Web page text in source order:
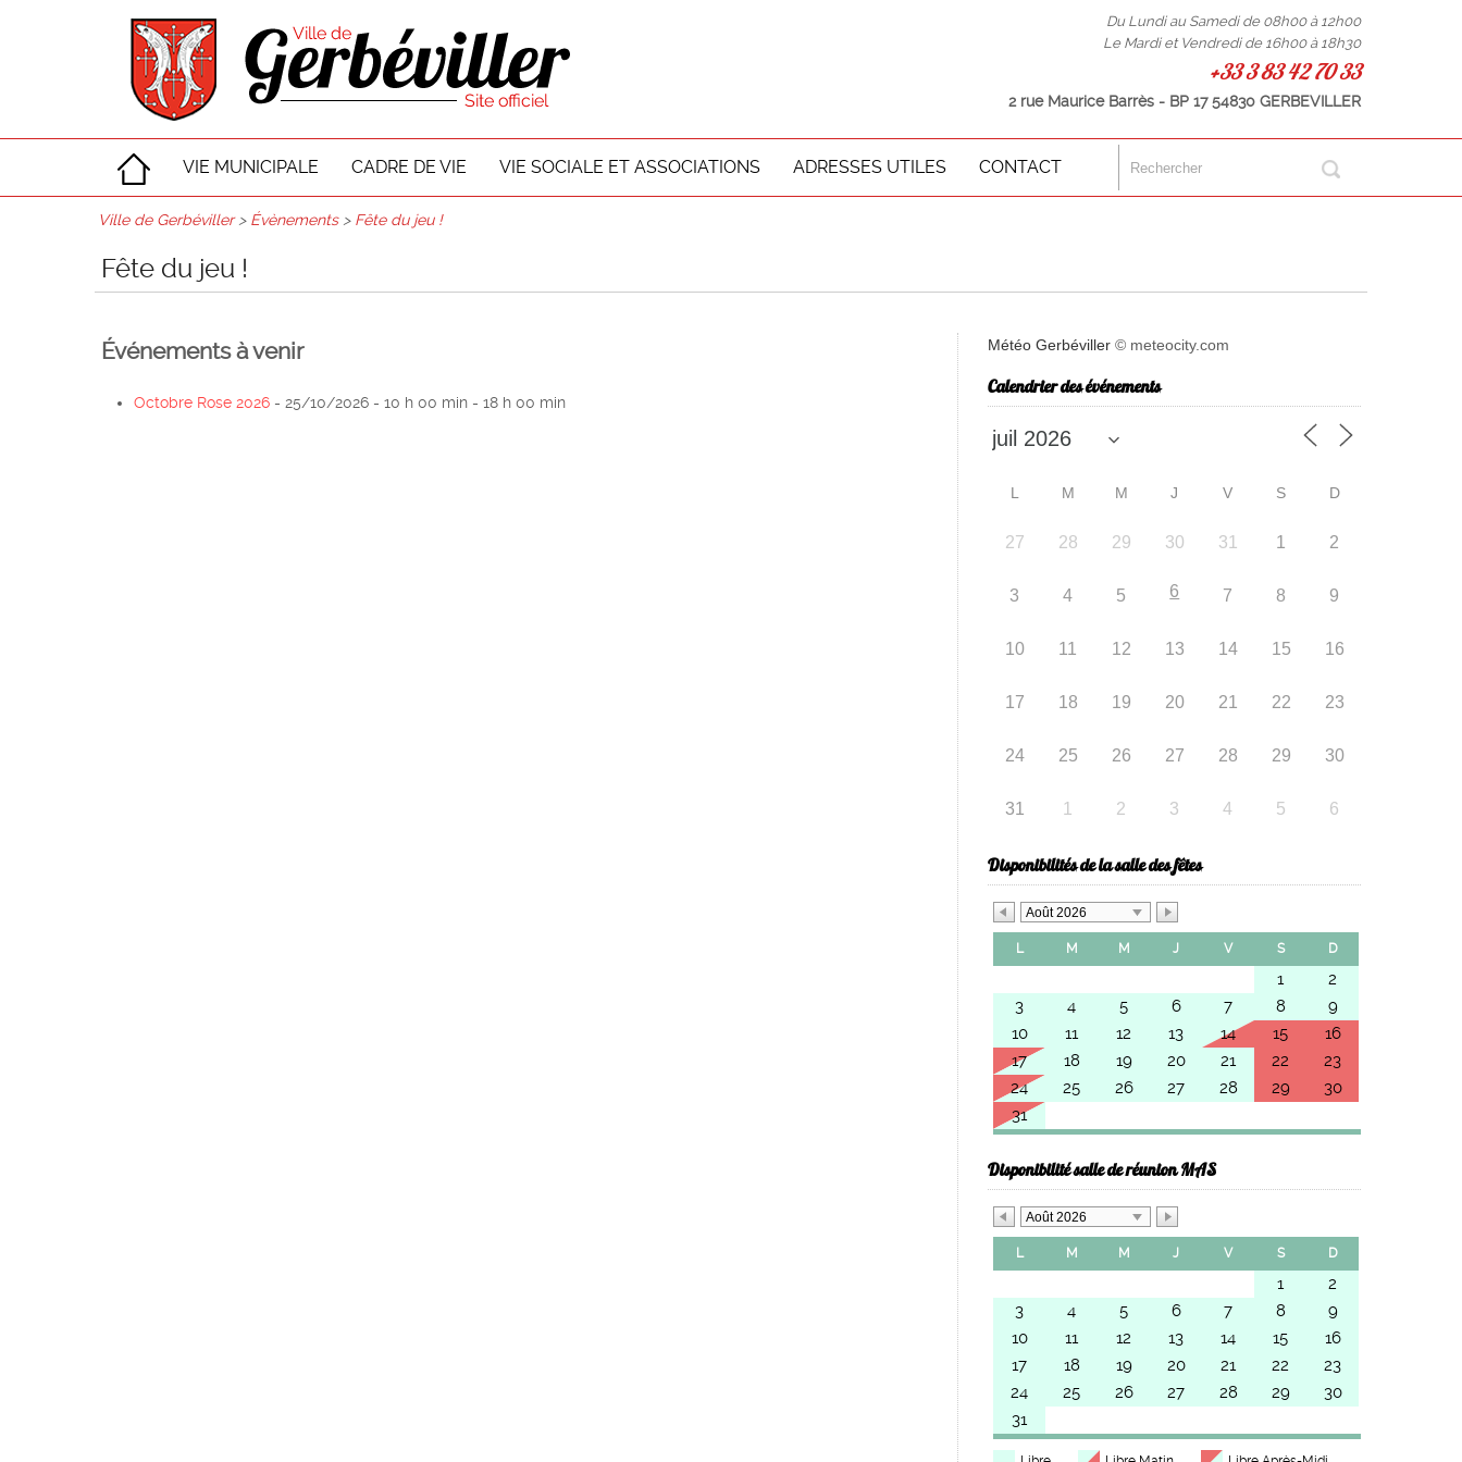
Du Lundi au Samedi de 08h00 à 12h00
Le Mardi et Vendredi de 16h00 à 18h30
+33 3 83 42 70 33
2 rue Maurice Barrès - BP 17 54830 GERBEVILLER
VIE MUNICIPALE CADRE DE VIE VIE SOCIALE ET ASSOCIATIONS ADRESSES UTILES CONTACT
Ville de Gerbéviller> Évènements> Fête du jeu !
Fête du jeu !
Événements à venir
Octobre Rose 2026- 25/10/2026 - 10 h 00 min - 18 h 00 min
Météo Gerbéviller © meteocity.com
Calendrier des événements
L M M J V S D
27 28 29 30 31 1 2
3 4 5 6 7 8 9
10 11 12 13 14 15 16
17 18 19 20 21 22 23
24 25 26 27 28 29 30
31 1 2 3 4 5 6
Disponibilités de la salle des fêtes
Août 2026
L M M J V S D
1
2
3
4 5 6 7 8
9
10
11 12 13 14 15
16
17
18 19 20 21 22
23
24
25 26 27 28 29
30
31
Disponibilité salle de réunion MAS
Août 2026
L M M J V S D
1
2
3
4 5 6 7 8
9
10
11 12 13 14 15
16
17
18 19 20 21 22
23
24
25 26 27 28 29
30
31